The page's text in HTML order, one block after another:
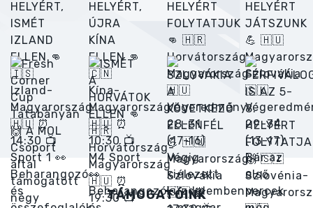
TÁMOGATÓINK